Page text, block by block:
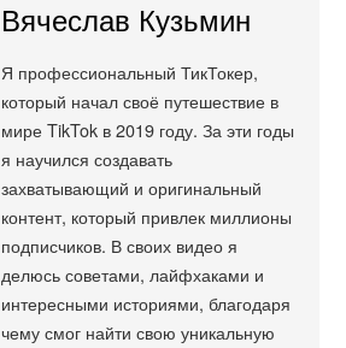
Вячеслав Кузьмин
Я профессиональный ТикТокер,
который начал своё путешествие в
мире TikTok в 2019 году. За эти годы
я научился создавать
захватывающий и оригинальный
контент, который привлек миллионы
подписчиков. В своих видео я
делюсь советами, лайфхаками и
интересными историями, благодаря
чему смог найти свою уникальную